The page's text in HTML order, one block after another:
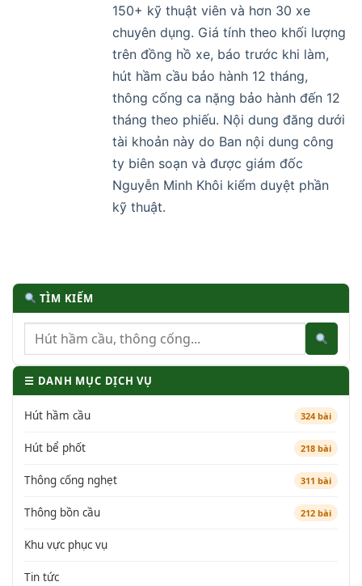
150+ kỹ thuật viên và hơn 30 xe
chuyên dụng. Giá tính theo khối lượng
trên đồng hồ xe, báo trước khi làm,
hút hầm cầu bảo hành 12 tháng,
thông cống ca nặng bảo hành đến 12
tháng theo phiếu. Nội dung đăng dưới
tài khoản này do Ban nội dung công
ty biên soạn và được giám đốc
Nguyễn Minh Khôi kiểm duyệt phần
kỹ thuật.
TÌM KIẾM
☰ DANH MỤC DỊCH VỤ
Hút hầm cầu 324 bài
Hút bể phốt 218 bài
Thông cống nghẹt 311 bài
Thông bồn cầu 212 bài
Khu vực phục vụ
Tin tức